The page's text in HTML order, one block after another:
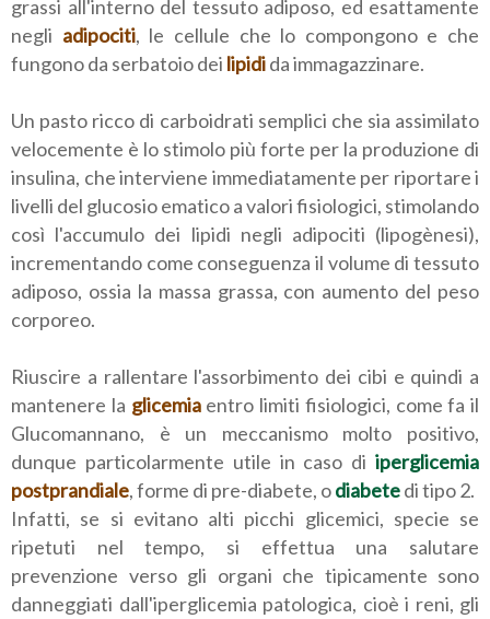
grassi all'interno del tessuto adiposo, ed esattamente
negli adipociti, le cellule che lo compongono e che
fungono da serbatoio dei lipidida immagazzinare.
Un pasto ricco di carboidrati semplici che sia assimilato
velocemente è lo stimolo più forte per la produzione di
insulina, che interviene immediatamente per riportare i
livelli del glucosio ematico a valori fisiologici, stimolando
così l'accumulo dei lipidi negli adipociti (lipogènesi),
incrementando come conseguenza il volume di tessuto
adiposo, ossia la massa grassa, con aumento del peso
corporeo.
Riuscire a rallentare l'assorbimento dei cibi e quindi a
mantenere la glicemiaentro limiti fisiologici, come fa il
Glucomannano, è un meccanismo molto positivo,
dunque particolarmente utile in caso di iperglicemia
postprandiale, forme di pre-diabete, odiabetedi tipo 2.
Infatti, se si evitano alti picchi glicemici, specie se
ripetuti nel tempo, si effettua una salutare
prevenzione verso gli organi che tipicamente sono
danneggiati dall'iperglicemia patologica, cioè i reni, gli